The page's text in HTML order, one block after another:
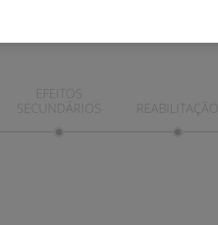
EFEITOS
SECUNDÁRIOS
REABILITAÇÃO